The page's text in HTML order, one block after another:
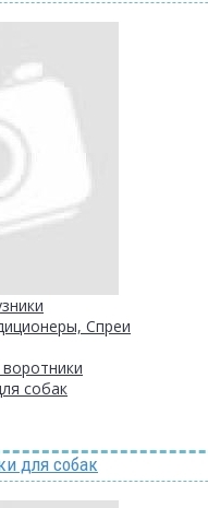
Спреи
собак
для собак